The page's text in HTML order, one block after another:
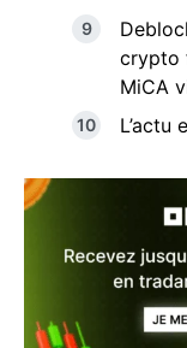
crypto
MiCA
L’actu